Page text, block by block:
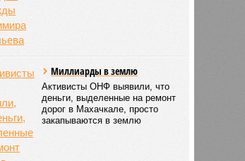
Миллиарды в землю
Активисты ОНФ выявили, что
деньги, выделенные на ремонт
дорог в Махачкале, просто
закапываются в землю